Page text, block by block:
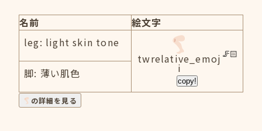
名前
絵文字
leg: light skin tone
twrelative_emoj
i
copy!
脚: 薄い肌色
の詳細を見る